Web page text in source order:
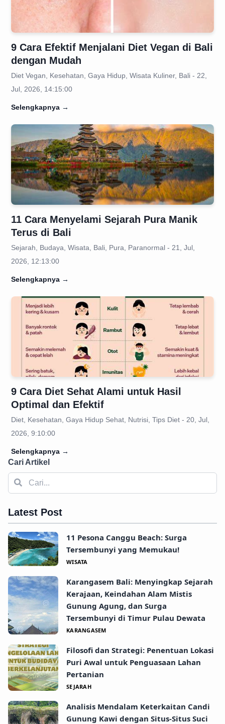
9 Cara Efektif Menjalani Diet Vegan di Bali
dengan Mudah
Diet Vegan, Kesehatan, Gaya Hidup, Wisata Kuliner, Bali - 22,
Jul, 2026, 14:15:00
Selengkapnya →
11 Cara Menyelami Sejarah Pura Manik
Terus di Bali
Sejarah, Budaya, Wisata, Bali, Pura, Paranormal - 21, Jul,
2026, 12:13:00
Selengkapnya →
9 Cara Diet Sehat Alami untuk Hasil
Optimal dan Efektif
Diet, Kesehatan, Gaya Hidup Sehat, Nutrisi, Tips Diet - 20, Jul,
2026, 9:10:00
Selengkapnya →
Cari Artikel
Latest Post
11 Pesona Canggu Beach: Surga
Tersembunyi yang Memukau!
WISATA
Karangasem Bali: Menyingkap Sejarah
Kerajaan, Keindahan Alam Mistis
Gunung Agung, dan Surga
Tersembunyi di Timur Pulau Dewata
KARANGASEM
Filosofi dan Strategi: Penentuan Lokasi
Puri Awal untuk Penguasaan Lahan
Pertanian
SEJARAH
Analisis Mendalam Keterkaitan Candi
Gunung Kawi dengan Situs-Situs Suci